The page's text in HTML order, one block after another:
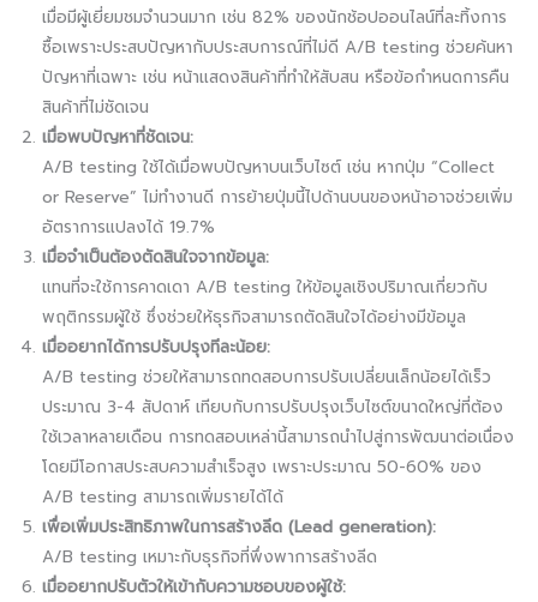
เมื่อมีผู้เยี่ยมชมจำนวนมาก เช่น 82% ของนักช้อปออนไลน์ที่ละทิ้งการ
ซื้อเพราะประสบปัญหากับประสบการณ์ที่ไม่ดี A/B testing ช่วยค้นหา
ปัญหาที่เฉพาะ เช่น หน้าแสดงสินค้าที่ทำให้สับสน หรือข้อกำหนดการคืน
สินค้าที่ไม่ชัดเจน
เมื่อพบปัญหาที่ชัดเจน:
A/B testing ใช้ได้เมื่อพบปัญหาบนเว็บไซต์ เช่น หากปุ่ม “Collect
or Reserve” ไม่ทำงานดี การย้ายปุ่มนี้ไปด้านบนของหน้าอาจช่วยเพิ่ม
อัตราการแปลงได้ 19.7%
เมื่อจำเป็นต้องตัดสินใจจากข้อมูล:
แทนที่จะใช้การคาดเดา A/B testing ให้ข้อมูลเชิงปริมาณเกี่ยวกับ
พฤติกรรมผู้ใช้ ซึ่งช่วยให้ธุรกิจสามารถตัดสินใจได้อย่างมีข้อมูล
เมื่ออยากได้การปรับปรุงทีละน้อย:
A/B testing ช่วยให้สามารถทดสอบการปรับเปลี่ยนเล็กน้อยได้เร็ว
ประมาณ 3-4 สัปดาห์ เทียบกับการปรับปรุงเว็บไซต์ขนาดใหญ่ที่ต้อง
ใช้เวลาหลายเดือน การทดสอบเหล่านี้สามารถนำไปสู่การพัฒนาต่อเนื่อง
โดยมีโอกาสประสบความสำเร็จสูง เพราะประมาณ 50-60% ของ
A/B testing สามารถเพิ่มรายได้ได้
เพื่อเพิ่มประสิทธิภาพในการสร้างลีด (Lead generation):
A/B testing เหมาะกับธุรกิจที่พึ่งพาการสร้างลีด
เมื่ออยากปรับตัวให้เข้ากับความชอบของผู้ใช้: